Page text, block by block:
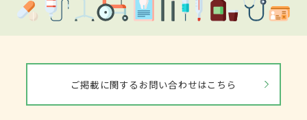
ご掲載に関するお問い合わせはこちら